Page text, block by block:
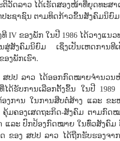
ຕິວັດລາວ ໄດ້ເຮັດສອງໜ້າທີ່ຍຸດທະສ
ປະຊາຊົນ ຕາມທິດກ້າວຂຶ້ນສັງຄົມນິຍົ
IV ຂອງພັກ ໃນປີ 1986 ໄດ້ວາງແ
ສູ່ສັງຄົມນິຍົມ ເຊິ່ງເປັນເຫດການທີ
ງພັກເຮົາ.
ສປປ ລາວ ໄດ້ອອກກົດໝາຍຈໍານວ
ດ້ຮັບການເລືອກຕັ້ງຂຶ້ນ ໃນປີ 1989
ງການ ໃນການສືບຕໍ່ສ້າງ ແລະ ຂະ
ມຄອງເສດຖະກິດ-ສັງຄົມ ຕາມກົ
ແລະ ປົກປ້ອງກົດໝາຍ ໃນທົ່ວສັງຄົ
ຂອງ ສປປ ລາວ ໄດ້ຖືກຮັບຮອງຈ